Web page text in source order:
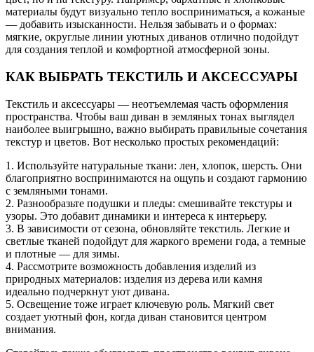
материалы будут визуально тепло восприниматься, а кожаные
— добавить изысканности. Нельзя забывать и о формах:
мягкие, округлые линии уютных диванов отлично подойдут
для создания теплой и комфортной атмосферной зоны.
КАК ВЫБРАТЬ ТЕКСТИЛЬ И АКСЕССУАРЫ
Текстиль и аксессуары — неотъемлемая часть оформления
пространства. Чтобы ваш диван в земляных тонах выглядел
наиболее выигрышно, важно выбирать правильные сочетания
текстур и цветов. Вот несколько простых рекомендаций:
1. Используйте натуральные ткани: лен, хлопок, шерсть. Они
благоприятно воспринимаются на ощупь и создают гармонию
с земляными тонами.
2. Разнообразьте подушки и пледы: смешивайте текстуры и
узоры. Это добавит динамики и интереса к интерьеру.
3. В зависимости от сезона, обновляйте текстиль. Легкие и
светлые тканей подойдут для жаркого времени года, а темные
и плотные — для зимы.
4. Рассмотрите возможность добавления изделий из
природных материалов: изделия из дерева или камня
идеально подчеркнут уют дивана.
5. Освещение тоже играет ключевую роль. Мягкий свет
создает уютный фон, когда диван становится центром
внимания.